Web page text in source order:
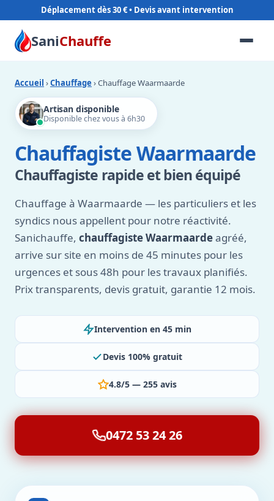
Déplacement dès 30 €
SaniChauffe
Accueil ›Chauffage › Chauffage Waarmaarde
Artisan disponible
Disponible chez vous à 6h30
Chauffagiste Waarmaarde
Chauffagiste rapide et bien équipé
Chauffage à Waarmaarde — les particuliers et les
syndics nous appellent pour notre réactivité.
Sanichauffe, chauffagiste Waarmaardeagréé,
arrive sur site en moins de 45 minutes pour les
urgences et sous 48h pour les travaux planifiés.
Prix transparents, devis gratuit, garantie 12 mois.
Intervention en 45 min
Devis 100% gratuit
4.8/5 — 255 avis
0472 53 24 26